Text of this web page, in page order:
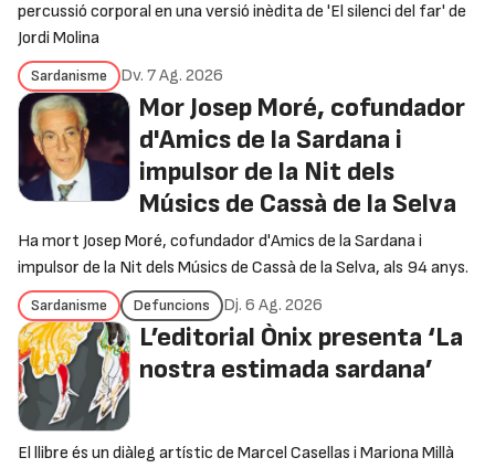
percussió corporal en una versió inèdita de 'El silenci del far' de
Jordi Molina
Sardanisme Dv. 7 Ag. 2026
Mor Josep Moré, cofundador
d'Amics de la Sardana i
impulsor de la Nit dels
Músics de Cassà de la Selva
Ha mort Josep Moré, cofundador d'Amics de la Sardana i
impulsor de la Nit dels Músics de Cassà de la Selva, als 94 anys.
Sardanisme Defuncions Dj. 6 Ag. 2026
L’editorial Ònix presenta ‘La
nostra estimada sardana’
El llibre és un diàleg artístic de Marcel Casellas i Mariona Millà